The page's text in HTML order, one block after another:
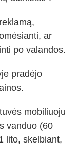
ar
po valandos.
pradėjo
mobiliuoju
vanduo (60
lito, skelbiant,